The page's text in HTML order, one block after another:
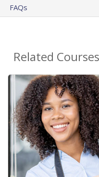
FAQs
Related Courses